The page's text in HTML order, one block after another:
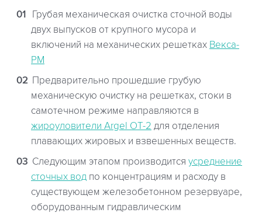
Грубая механическая очистка сточной воды
двух выпусков от крупного мусора и
включений на механических решетках Векса-
РМ
Предварительно прошедшие грубую
механическую очистку на решетках, стоки в
самотечном режиме направляются в
жироуловители Argel OT-2 для отделения
плавающих жировых и взвешенных веществ.
Следующим этапом производится усреднение
сточных вод по концентрациям и расходу в
существующем железобетонном резервуаре,
оборудованным гидравлическим